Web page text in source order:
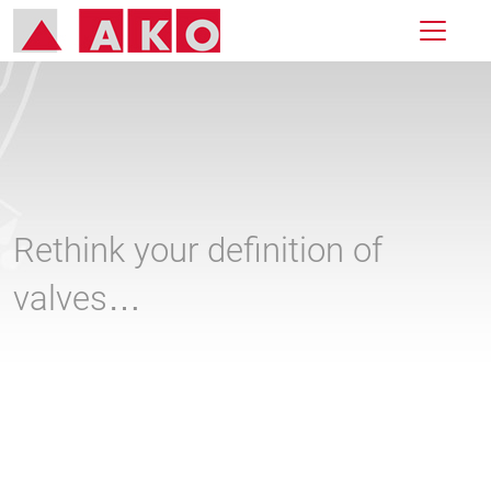
Rethink your definition of
valves…